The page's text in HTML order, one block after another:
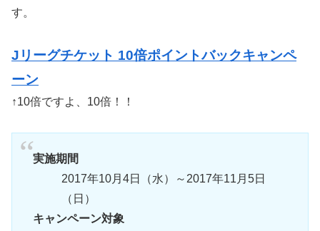
す。
Jリーグチケット 10倍ポイントバックキャンペ
ーン
↑10倍ですよ、10倍！！
実施期間
2017年10月4日（水）～2017年11月5日
（日）
キャンペーン対象